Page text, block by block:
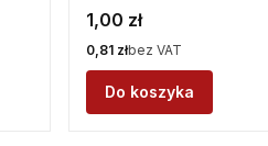
Cena
1,00 zł
Cena
0,81 złbez VAT
Do koszyka